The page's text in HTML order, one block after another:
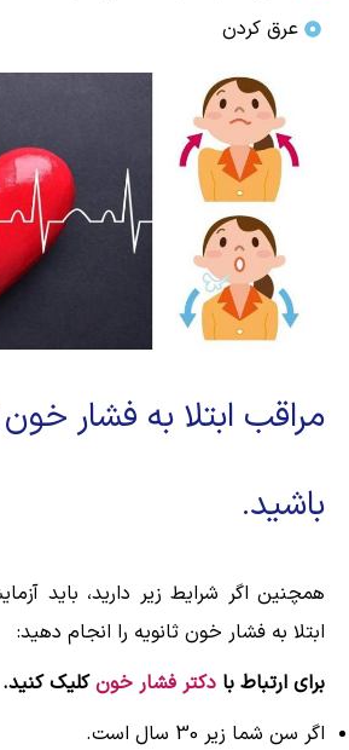
عرق کردن
مراقب ابتلا به فشار خون
باشید.
همچنین اگر شرایط زیر دارید، باید
ابتلا به فشار خون ثانویه را انجام دهید:
برای ارتباط با دکتر فشار خونکلیک کنید.
اگر سن شما زیر 30 سال است.